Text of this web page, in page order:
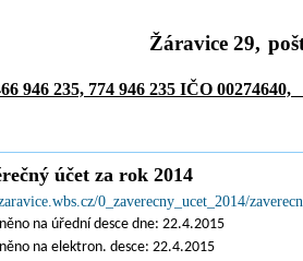
Žáravice 29,
466 946 235, 774 946
účet za rok 2014
0_zaverecny_ucet_2014/
na úřední desce dne: 22.4.2015
na elektron. desce: 22.4.2015